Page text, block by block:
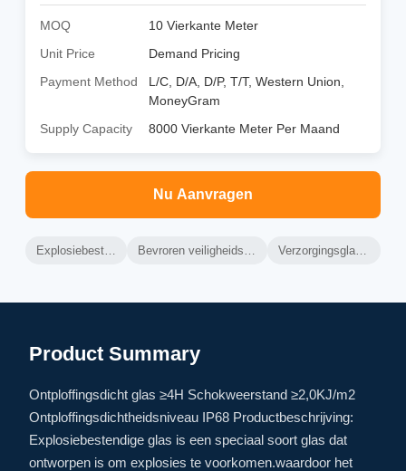
MOQ
10 Vierkante Meter
Unit Price
Demand Pricing
Payment Method
L/C, D/A, D/P, T/T, Western Union,
MoneyGram
Supply Capacity
8000 Vierkante Meter Per Maand
Nu Aanvragen
Explosiebestendige glas Bevroren veiligheidsglas voor ramen Verzorgingsglas voor ramen
Product Summary
Ontploffingsdicht glas ≥4H Schokweerstand ≥2,0KJ/m2
Ontploffingsdichtheidsniveau IP68 Productbeschrijving:
Explosiebestendige glas is een speciaal soort glas dat
ontworpen is om explosies te voorkomen.waardoor het